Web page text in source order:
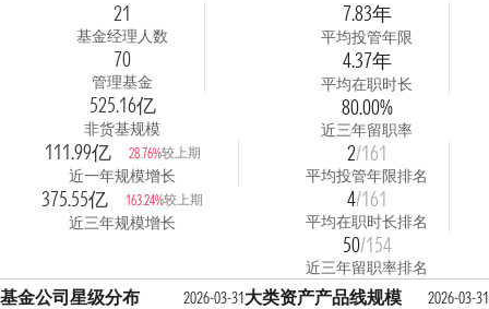
21
基金经理人数
70
管理基金
525.16亿
非货基规模
111.99亿 28.76%较上期
近一年规模增长
375.55亿 163.24%较上期
近三年规模增长
7.83年
平均投管年限
4.37年
平均在职时长
80.00%
近三年留职率
2/161
平均投管年限排名
4/161
平均在职时长排名
50/154
近三年留职率排名
基金公司星级分布
2026-03-31大类资产产品线规模
2026-03-31